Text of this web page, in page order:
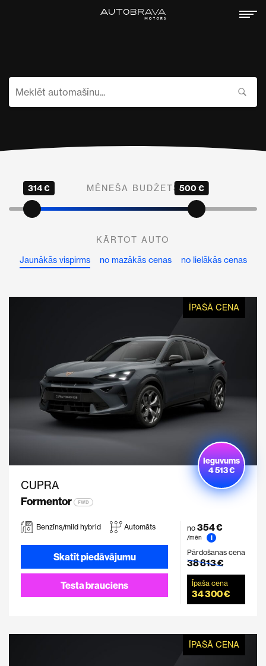
MĒNEŠA BUDŽETS
314 € 500 €
KĀRTOT AUTO
Jaunākās vispirms
no mazākās cenas no lielākās cenas
ĪPAŠĀ CENA
CUPRA
Formentor
FWD
Ieguvums
4 513 €
Benzīns/mild hybrid Automāts
Skatīt piedāvājumu
Testa brauciens
no 354 €
/mēn
i
Pārdošanas cena
38 813 €
Īpaša cena
34 300 €
ĪPAŠĀ CENA